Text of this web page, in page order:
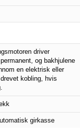
driver
og bakhjulene
en elektrisk eller
kobling, hvis
girkasse